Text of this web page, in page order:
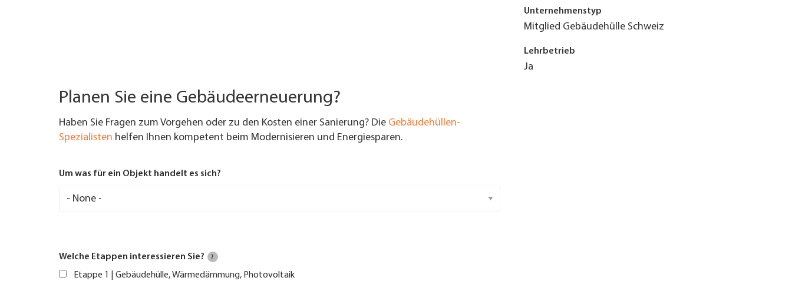
Unternehmenstyp
Mitglied Gebäudehülle Schweiz
Lehrbetrieb
Ja
Planen Sie eine Gebäudeerneuerung?
Haben Sie Fragen zum Vorgehen oder zu den Kosten einer Sanierung? Die Gebäudehüllen-
Spezialisten helfen Ihnen kompetent beim Modernisieren und Energiesparen.
Um was für ein Objekt handelt es sich?
Welche Etappen interessieren Sie? ?
Etappe 1 | Gebäudehülle, Wärmedämmung, Photovoltaik